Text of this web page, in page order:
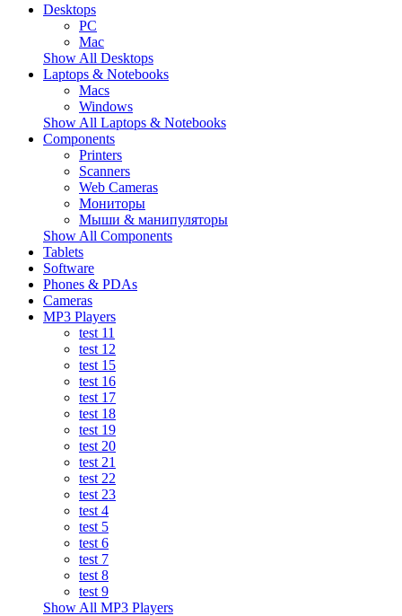
Desktops
PC
Mac
Show All Desktops
Laptops & Notebooks
Macs
Windows
Show All Laptops & Notebooks
Components
Printers
Scanners
Web Cameras
Мониторы
Мыши & манипуляторы
Show All Components
Tablets
Software
Phones & PDAs
Cameras
MP3 Players
test 11
test 12
test 15
test 16
test 17
test 18
test 19
test 20
test 21
test 22
test 23
test 4
test 5
test 6
test 7
test 8
test 9
Show All MP3 Players